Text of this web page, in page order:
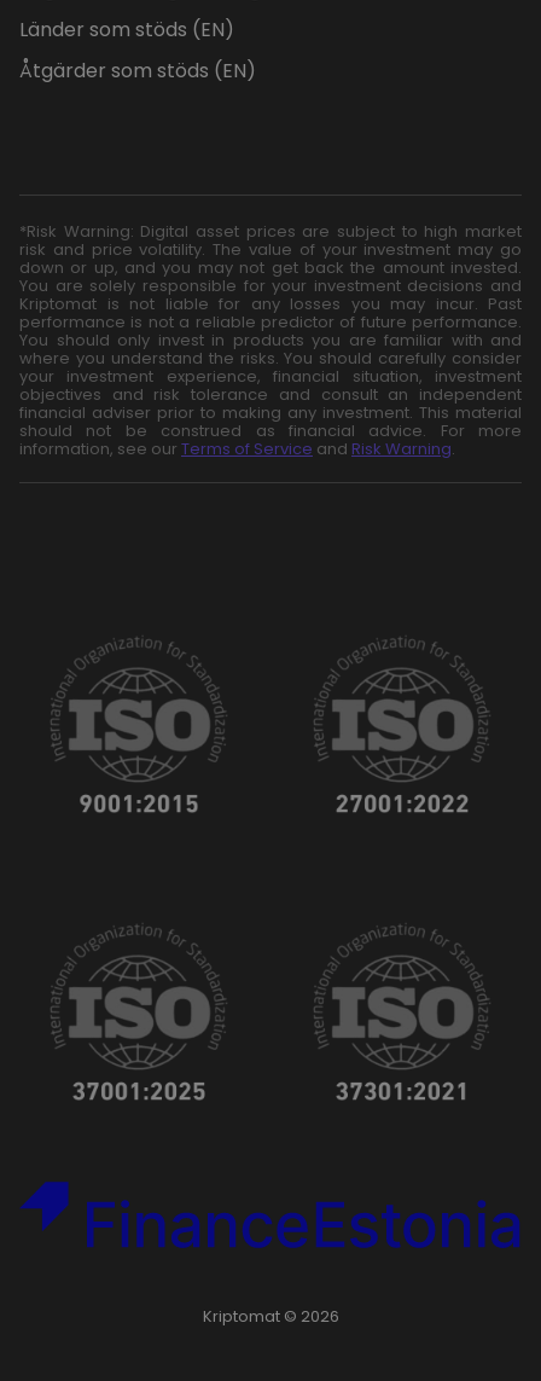
Länder som stöds (EN)
Åtgärder som stöds (EN)
*Risk Warning: Digital asset prices are subject to high market
risk and price volatility. The value of your investment may go
down or up, and you may not get back the amount invested.
You are solely responsible for your investment decisions and
Kriptomat is not liable for any losses you may incur. Past
performance is not a reliable predictor of future performance.
You should only invest in products you are familiar with and
where you understand the risks. You should carefully consider
your investment experience, financial situation, investment
objectives and risk tolerance and consult an independent
financial adviser prior to making any investment. This material
should not be construed as financial advice. For more
information, see our Terms of Service and Risk Warning.
Kriptomat © 2026